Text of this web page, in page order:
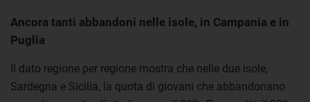
Ancora tanti abbandoni nelle isole, in Campania e in
Puglia
Il dato regione per regione mostra che nelle due isole,
Sardegna e Sicilia, la quota di giovani che abbandonano